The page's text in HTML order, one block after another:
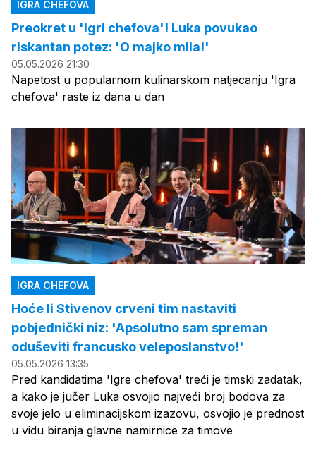
IGRA CHEFOVA
Preokret u 'Igri chefova'! Luka povukao
riskantan potez: 'O majko mila!'
05.05.2026 21:30
Napetost u popularnom kulinarskom natjecanju 'Igra
chefova' raste iz dana u dan
IGRA CHEFOVA
Hoće li Stivenov crveni tim nastaviti
pobjednički niz: 'Apsolutno sam spreman
oduševiti francusko veleposlanstvo!'
05.05.2026 13:35
Pred kandidatima 'Igre chefova' treći je timski zadatak,
a kako je jučer Luka osvojio najveći broj bodova za
svoje jelo u eliminacijskom izazovu, osvojio je prednost
u vidu biranja glavne namirnice za timove